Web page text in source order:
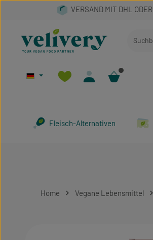
Hauptinhalt springen
Zur Suche springen
Zur Hauptnavigation springen
Fleisch-Alternativen
Home Vegane Lebensmittel